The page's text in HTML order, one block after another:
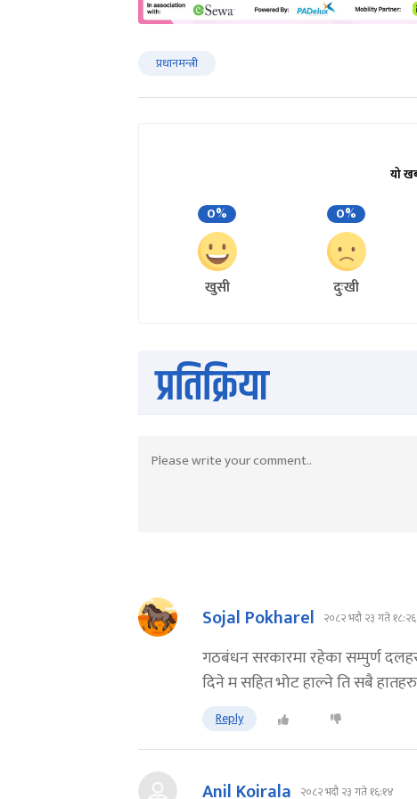
प्रधानमन्त्री
यो
0%
खुसी
0%
दुःखी
प्रतिक्रिया
Sojal Pokharel २०८२ भदौ २३ गते १८:२६
गठबंधन सरकारमा रहेका सम्पुर्ण
दिने म सहित भोट हाल्ने ति सबै
Reply
Anil Koirala २०८२ भदौ २३ गते १६:१४